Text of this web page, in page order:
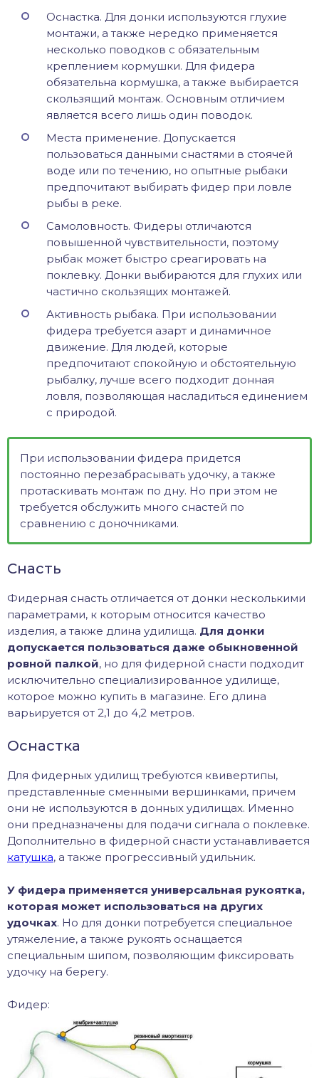
Оснастка. Для донки используются глухие
монтажи, а также нередко применяется
несколько поводков с обязательным
креплением кормушки. Для фидера
обязательна кормушка, а также выбирается
скользящий монтаж. Основным отличием
является всего лишь один поводок.
Места применение. Допускается
пользоваться данными снастями в стоячей
воде или по течению, но опытные рыбаки
предпочитают выбирать фидер при ловле
рыбы в реке.
Самоловность. Фидеры отличаются
повышенной чувствительности, поэтому
рыбак может быстро среагировать на
поклевку. Донки выбираются для глухих или
частично скользящих монтажей.
Активность рыбака. При использовании
фидера требуется азарт и динамичное
движение. Для людей, которые
предпочитают спокойную и обстоятельную
рыбалку, лучше всего подходит донная
ловля, позволяющая насладиться единением
с природой.
При использовании фидера придется
постоянно перезабрасывать удочку, а также
протаскивать монтаж по дну. Но при этом не
требуется обслужить много снастей по
сравнению с доночниками.
Снасть
Фидерная снасть отличается от донки несколькими
параметрами, к которым относится качество
изделия, а также длина удилища. Для донки
допускается пользоваться даже обыкновенной
ровной палкой, но для фидерной снасти подходит
исключительно специализированное удилище,
которое можно купить в магазине. Его длина
варьируется от 2,1 до 4,2 метров.
Оснастка
Для фидерных удилищ требуются квивертипы,
представленные сменными вершинками, причем
они не используются в донных удилищах. Именно
они предназначены для подачи сигнала о поклевке.
Дополнительно в фидерной снасти устанавливается
катушка, а также прогрессивный удильник.
У фидера применяется универсальная рукоятка,
которая может использоваться на других
удочках. Но для донки потребуется специальное
утяжеление, а также рукоять оснащается
специальным шипом, позволяющим фиксировать
удочку на берегу.
Фидер: